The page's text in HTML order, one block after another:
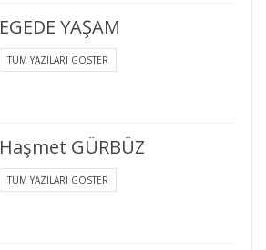
EGEDE YAŞAM
TÜM YAZILARI GÖSTER
Haşmet GÜRBÜZ
TÜM YAZILARI GÖSTER